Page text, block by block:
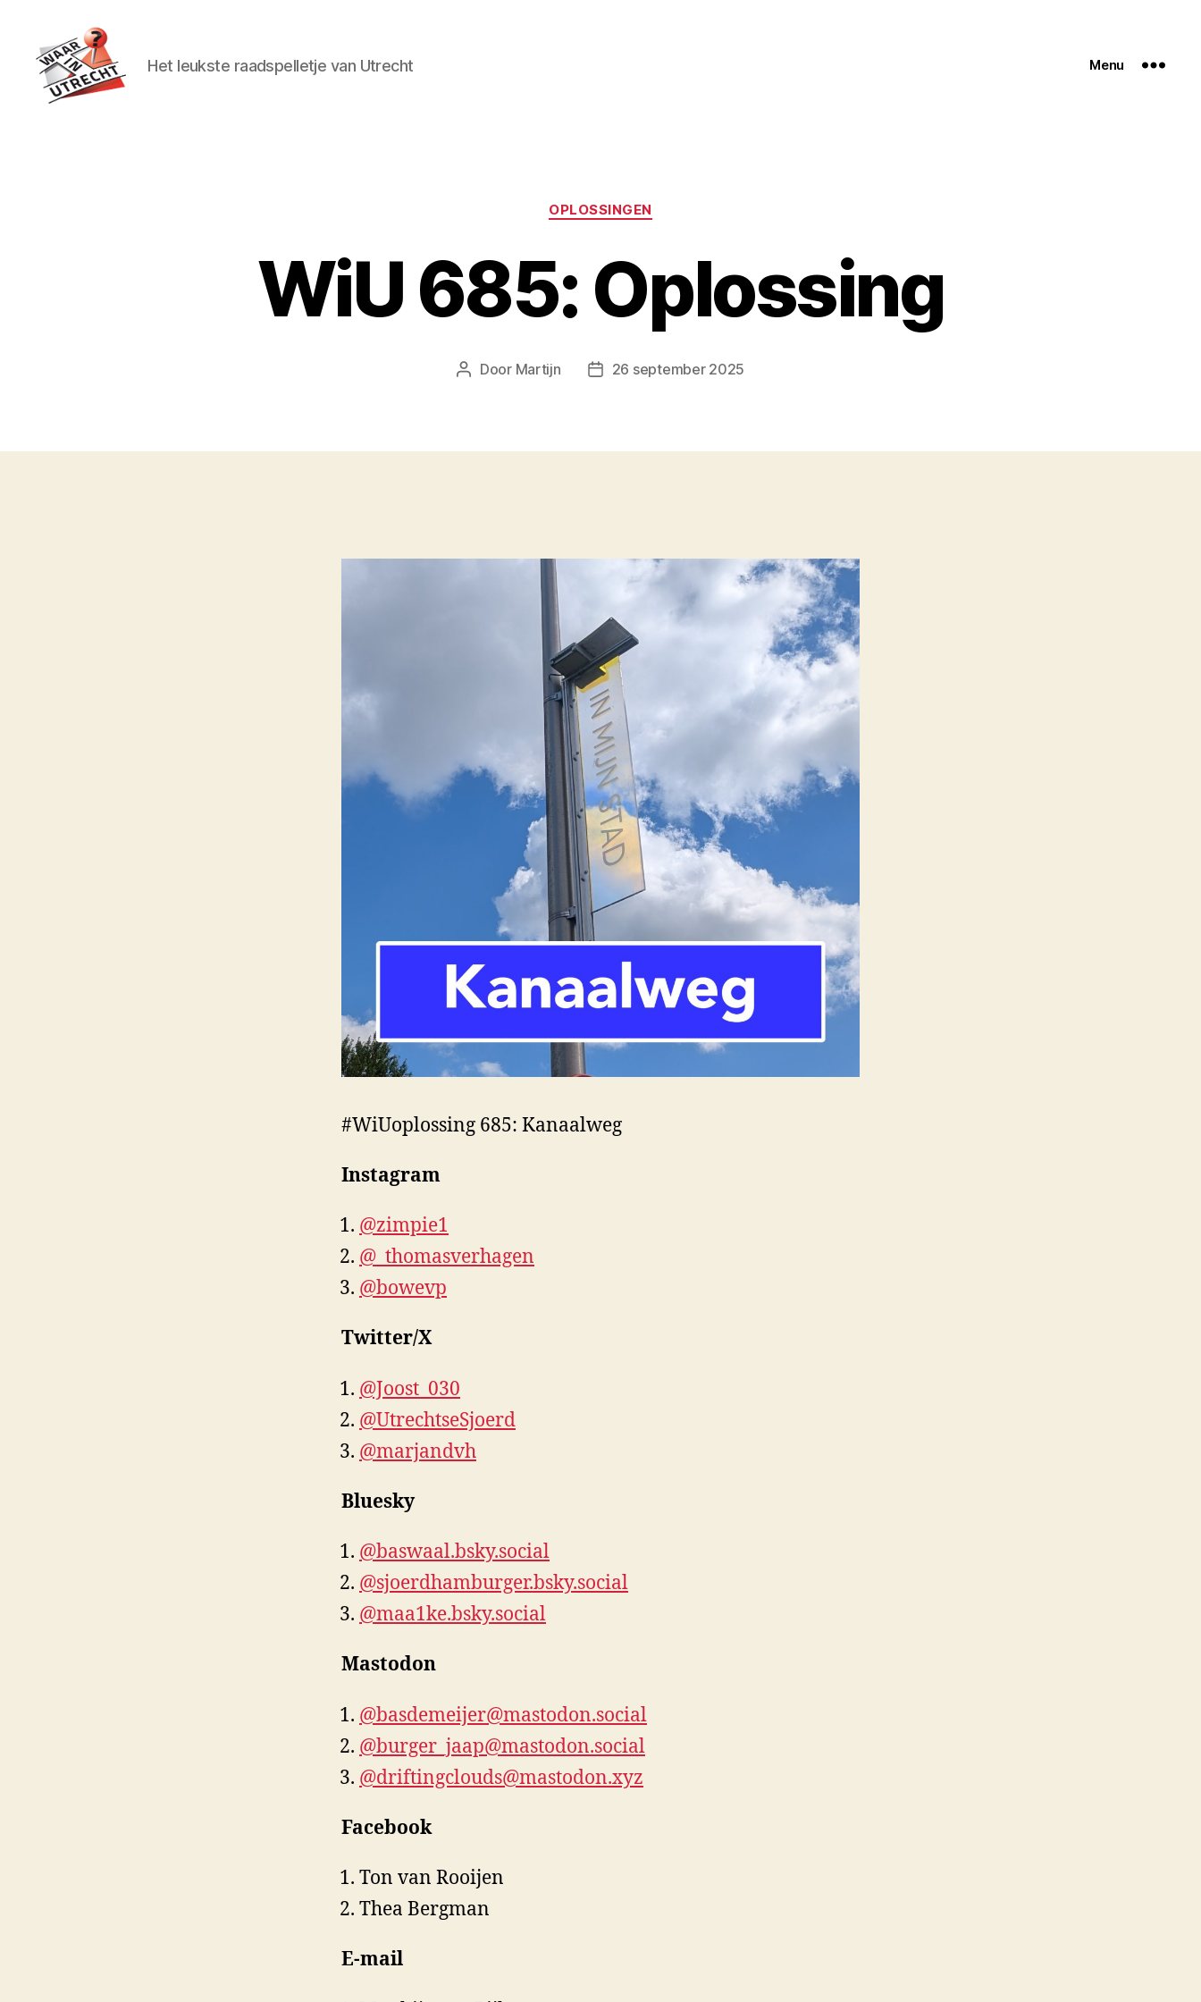
Het leukste raadspelletje van Utrecht Menu
Categorieën
OPLOSSINGEN
WiU 685: Oplossing
Berichtauteur
Door Martijn Berichtdatum
26 september 2025
#WiUoplossing 685: Kanaalweg
Instagram
@zimpie1
@_thomasverhagen
@bowevp
Twitter/X
@Joost_030
@UtrechtseSjoerd
@marjandvh
Bluesky
@baswaal.bsky.social
@sjoerdhamburger.bsky.social
@maa1ke.bsky.social
Mastodon
@basdemeijer@mastodon.social
@burger_jaap@mastodon.social
@driftingclouds@mastodon.xyz
Facebook
Ton van Rooijen
Thea Bergman
E-mail